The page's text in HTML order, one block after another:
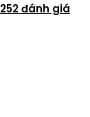
252 đánh giá